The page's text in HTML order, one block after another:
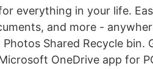
everything in your life.
and more -
Shared Recycle bin.
OneDrive app for